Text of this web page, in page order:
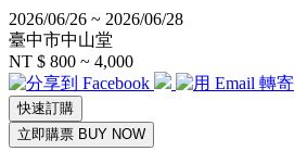
2026/06/26 ~ 2026/06/28
臺中市中山堂
NT $ 800 ~ 4,000
快速訂購
立即購票 BUY NOW